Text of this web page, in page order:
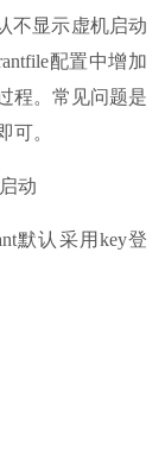
不显示虚机启动
配置中增加
程。常见问题是
可。
动
默认采用key登